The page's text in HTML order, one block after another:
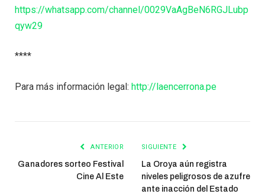
https://whatsapp.com/channel/0029VaAgBeN6RGJLubp
qyw29
****
Para más información legal: http://laencerrona.pe
ANTERIOR
Ganadores sorteo Festival
Cine Al Este
SIGUIENTE
La Oroya aún registra
niveles peligrosos de azufre
ante inacción del Estado